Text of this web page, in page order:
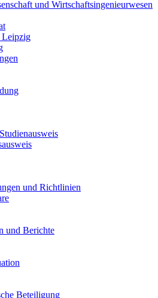
und Wirtschaftsingenieurwesen
Leipzig
und Richtlinien
und Berichte
Beteiligung